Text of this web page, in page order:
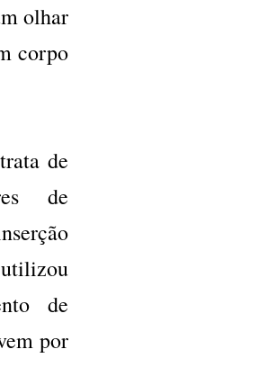
olhar
corpo
de
de
de
por